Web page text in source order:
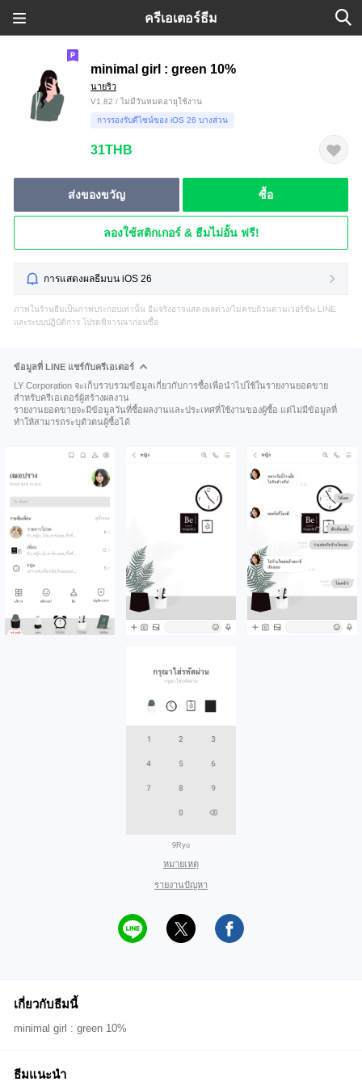
ครีเอเตอร์ธีม
minimal girl : green 10%
นายริว
V1.82 / ไม่มีวันหมดอายุใช้งาน
การรองรับดีไซน์ของ iOS 26 บางส่วน
31THB
ส่งของขวัญ ซื้อ
ลองใช้สติกเกอร์ & ธีมไม่อั้น ฟรี!
การแสดงผลธีมบน iOS 26
ภาพในร้านธีมเป็นภาพประกอบเท่านั้น ธีมจริงอาจแสดงผลต่าง/ไม่ครบถ้วนตามเวอร์ชัน LINE
และระบบปฏิบัติการ โปรดพิจารณาก่อนซื้อ
ข้อมูลที่ LINE แชร์กับครีเอเตอร์
LY Corporation จะเก็บรวบรวมข้อมูลเกี่ยวกับการซื้อเพื่อนำไปใช้ในรายงานยอดขาย
สำหรับครีเอเตอร์ผู้สร้างผลงาน
รายงานยอดขายจะมีข้อมูลวันที่ซื้อผลงานและประเทศที่ใช้งานของผู้ซื้อ แต่ไม่มีข้อมูลที่
ทำให้สามารถระบุตัวตนผู้ซื้อได้
9Ryu
หมายเหตุ
รายงานปัญหา
เกี่ยวกับธีมนี้
minimal girl : green 10%
ธีมแนะนำ